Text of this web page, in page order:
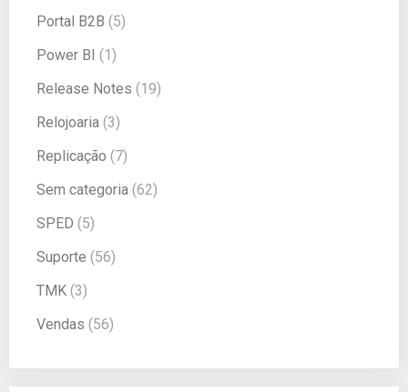
Portal B2B (5)
Power BI (1)
Release Notes (19)
Relojoaria (3)
Replicação (7)
Sem categoria (62)
SPED (5)
Suporte (56)
TMK (3)
Vendas (56)